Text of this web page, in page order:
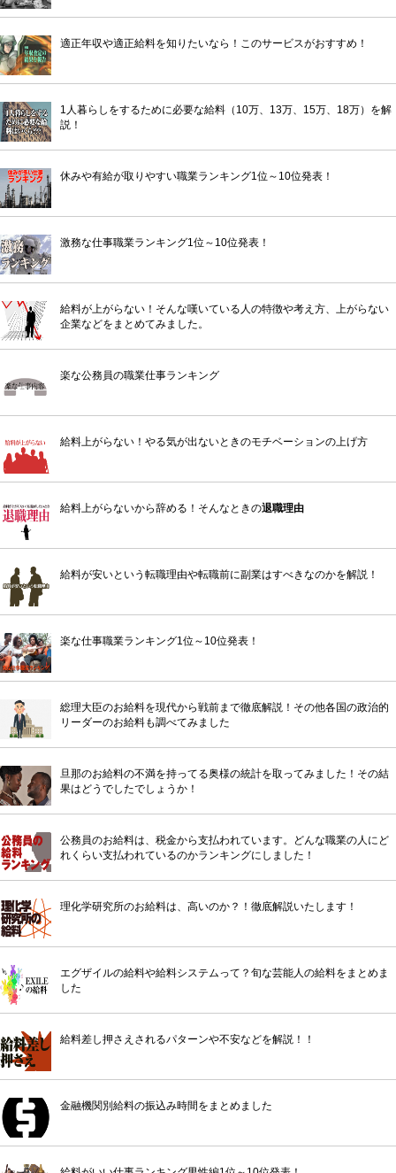
適正年収や適正給料を知りたいなら！このサービスがおすすめ！
1人暮らしをするために必要な給料（10万、13万、15万、18万）を解
説！
休みや有給が取りやすい職業ランキング1位～10位発表！
激務な仕事職業ランキング1位～10位発表！
給料が上がらない！そんな嘆いている人の特徴や考え方、上がらない
企業などをまとめてみました。
楽な公務員の職業仕事ランキング
給料上がらない！やる気が出ないときのモチベーションの上げ方
給料上がらないから辞める！そんなときの退職理由
給料が安いという転職理由や転職前に副業はすべきなのかを解説！
楽な仕事職業ランキング1位～10位発表！
総理大臣のお給料を現代から戦前まで徹底解説！その他各国の政治的
リーダーのお給料も調べてみました
旦那のお給料の不満を持ってる奥様の統計を取ってみました！その結
果はどうでしたでしょうか！
公務員のお給料は、税金から支払われています。どんな職業の人にど
れくらい支払われているのかランキングにしました！
理化学研究所のお給料は、高いのか？！徹底解説いたします！
エグザイルの給料や給料システムって？旬な芸能人の給料をまとめま
した
給料差し押さえされるパターンや不安などを解説！！
金融機関別給料の振込み時間をまとめました